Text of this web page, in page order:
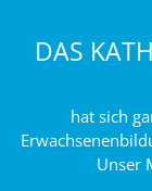
DAS
hat sich
Unser